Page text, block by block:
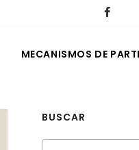
MECANISMOS DE
BUSCAR